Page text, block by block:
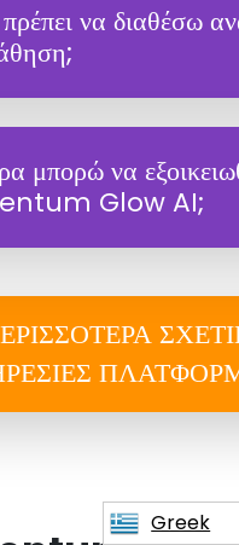
να διαθέσω
μπορώ να
Glow AI;
Greek